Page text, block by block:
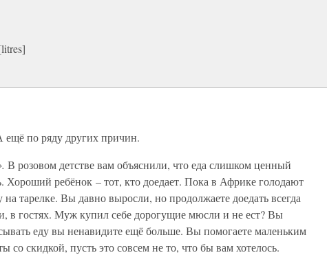
ещё по ряду других причин.
В розовом детстве вам объяснили, что еда слишком ценный
Хороший ребёнок – тот, кто доедает. Пока в Африке голодают
на тарелке. Вы давно выросли, но продолжаете доедать всегда
в гостях. Муж купил себе дорогущие мюсли и не ест? Вы
еду вы ненавидите ещё больше. Вы помогаете маленьким
со скидкой, пусть это совсем не то, что бы вам хотелось.